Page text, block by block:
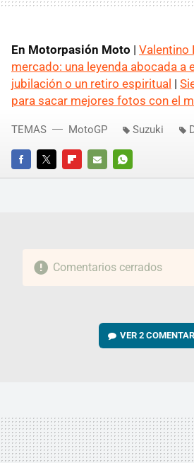
En Motorpasión Moto | Valentino
mercado: una leyenda abocada a
jubilación o un retiro espiritual |
para sacar mejores fotos con el
FACEBOOKTWITTERFLIPBOARD
E-
WHATSAPP
TEMAS MotoGP Suzuki
Comentarios cerrados
VER2